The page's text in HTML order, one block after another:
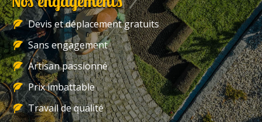
Devis et déplacement gratuits
Sans engagement
Artisan passionné
Prix imbattable
Travail de qualité